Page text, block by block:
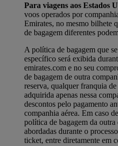
Para viagens aos Estados
voos operados por
Emirates, no mesmo bilhete
de bagagem diferentes
A política de bagagem que
específico será exibida
emirates.com e no seu
de bagagem de outra
reserva, qualquer franquia
adquirida apenas nessa
descontos pelo pagamento
companhia aérea. Em caso
política de bagagem da
abordadas durante o
ticket, entre diretamente em